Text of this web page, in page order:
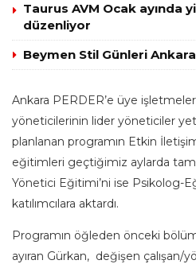
Taurus AVM Ocak ayında
düzenliyor
Beymen Stil Günleri
Ankara PERDER’e üye
yöneticilerinin lider yöneticiler
planlanan programın Etkin
eğitimleri geçtiğimiz aylarda
Yönetici Eğitimi’ni ise Psikolog-
katılımcılara aktardı.
Programın öğleden önceki
ayıran Gürkan, değişen çalışan/